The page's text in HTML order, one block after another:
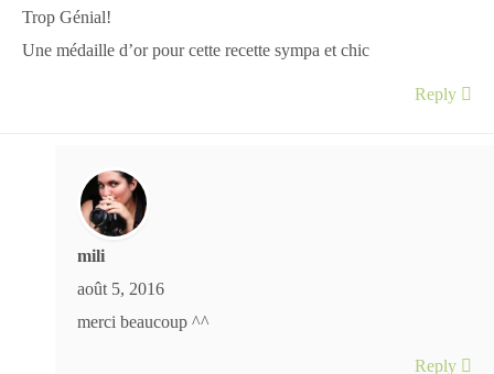
Trop Génial!
Une médaille d’or pour cette recette sympa et chic
Reply
mili
août 5, 2016
merci beaucoup ^^
Reply